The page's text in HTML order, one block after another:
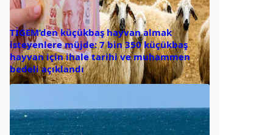
TİGEM’den küçükbaş hayvan almak
isteyenlere müjde: 7 bin 350 küçükbaş
hayvan için ihale tarihi ve muhammen
bedeli açıklandı